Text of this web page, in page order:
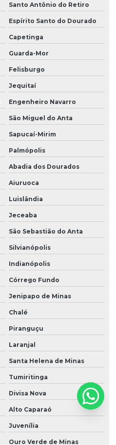
Santo Antônio do Retiro
Espírito Santo do Dourado
Capetinga
Guarda-Mor
Felisburgo
Jequitaí
Engenheiro Navarro
São Miguel do Anta
Sapucaí-Mirim
Palmópolis
Abadia dos Dourados
Aiuruoca
Luislândia
Jeceaba
São Sebastião do Anta
Silvianópolis
Indianópolis
Córrego Fundo
Jenipapo de Minas
Chalé
Piranguçu
Laranjal
Santa Helena de Minas
Tumiritinga
Divisa Nova
Alto Caparaó
Juvenília
Ouro Verde de Minas